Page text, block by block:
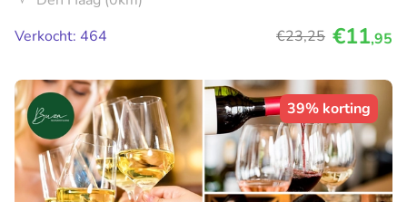
Verkocht: 464
€23,25 €11,95
39% korting